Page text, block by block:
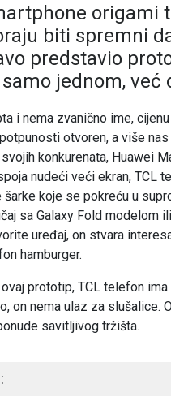
origami
biti spremni
predstavio
jednom, već
i nema zvanično ime,
otvoren, a više
konkurenata, Huawei
nudeći veći ekran, TCL
koje se pokreću u
sa Galaxy Fold modelom
uređaj, on stvara
hamburger.
prototip, TCL telefon
on nema ulaz za slušalice.
savitljivog tržišta.